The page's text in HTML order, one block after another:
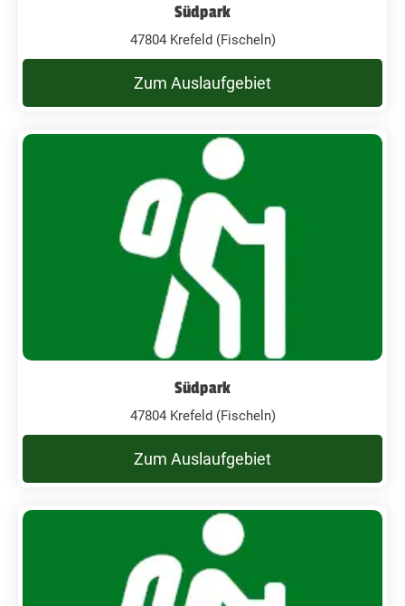
Südpark
47804 Krefeld (Fischeln)
Zum Auslaufgebiet
Südpark
47804 Krefeld (Fischeln)
Zum Auslaufgebiet